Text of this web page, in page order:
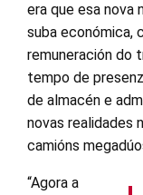
era que esa nova
suba económica,
remuneración do
tempo de
de almacén e
novas realidades
camións
“Agora a